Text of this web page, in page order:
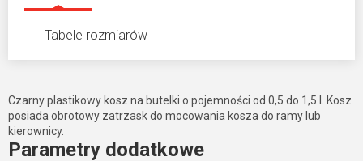
Tabele rozmiarów
Czarny plastikowy kosz na butelki o pojemności od 0,5 do 1,5 l. Kosz
posiada obrotowy zatrzask do mocowania kosza do ramy lub
kierownicy.
Parametry dodatkowe